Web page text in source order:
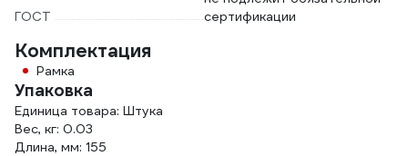
ГОСТ
сертификации
Комплектация
Рамка
Упаковка
Единица товара: Штука
Вес, кг: 0.03
Длина, мм: 155